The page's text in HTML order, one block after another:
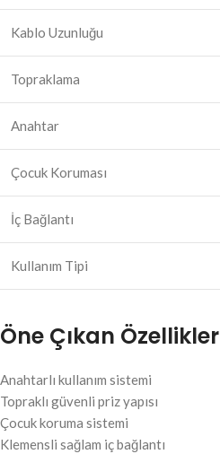
Kablo Uzunluğu
Topraklama
Anahtar
Çocuk Koruması
İç Bağlantı
Kullanım Tipi
Öne Çıkan Özellikler
Anahtarlı kullanım sistemi
Topraklı güvenli priz yapısı
Çocuk koruma sistemi
Klemensli sağlam iç bağlantı